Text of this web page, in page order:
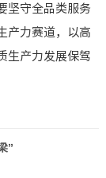
坚守全品类服务
产力赛道，以高
生产力发展保驾
”